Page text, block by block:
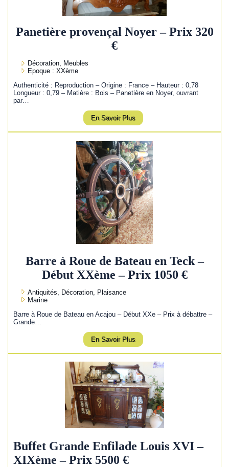
Panetière provençal Noyer – Prix 320
€
Décoration, Meubles
Epoque : XXème
Authenticité : Reproduction – Origine : France – Hauteur : 0,78
Longueur : 0,79 – Matière : Bois – Panetière en Noyer, ouvrant
par…
En Savoir Plus
Barre à Roue de Bateau en Teck –
Début XXème – Prix 1050 €
Antiquités, Décoration, Plaisance
Marine
Barre à Roue de Bateau en Acajou – Début XXe – Prix à débattre –
Grande…
En Savoir Plus
Buffet Grande Enfilade Louis XVI –
XIXème – Prix 5500 €